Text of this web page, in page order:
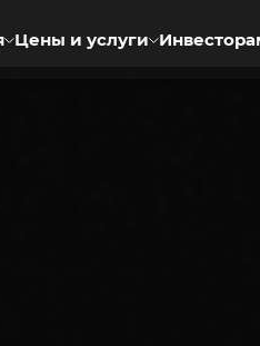
Цены и услуги